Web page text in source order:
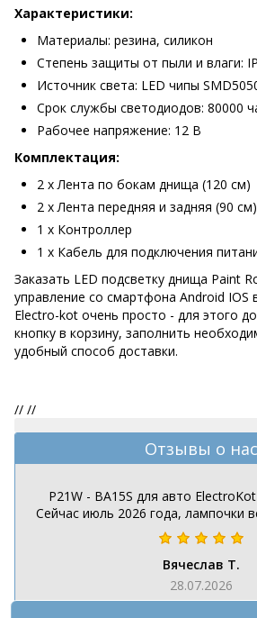
Характеристики:
Материалы: резина, силикон
Степень защиты от пыли и влаги:
Источник света: LED чипы
Срок службы светодиодов: 80000
Рабочее напряжение: 12 В
Комплектация:
2 х Лента по бокам днища (120 см)
2 х Лента передняя и задняя (90 см)
1 х Контроллер
1 х Кабель для подключения
Заказать LED подсветку днища Paint
управление со смартфона Android IOS
Electro-kot очень просто - для этого
кнопку в корзину, заполнить
удобный способ доставки.
// //
Отзывы о нас
P21W - BA15S для авто
Сейчас июль 2026 года, лампочки
Вячеслав Т.
28.07.2026